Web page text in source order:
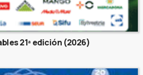
21ª edición (2026)